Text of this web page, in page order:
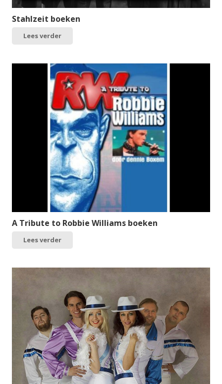
Stahlzeit boeken
Lees verder
A Tribute to Robbie Williams boeken
Lees verder